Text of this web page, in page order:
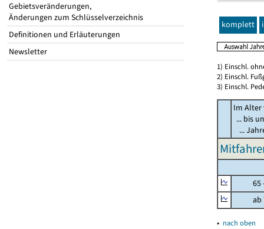
Gebietsveränderungen,
Änderungen zum Schlüsselverzeichnis
Definitionen und Erläuterungen
Newsletter
komplett
1) Einschl.
2) Einschl.
3) Einschl.
Im Alter
... bis
...
65 -
ab
▴ nach oben